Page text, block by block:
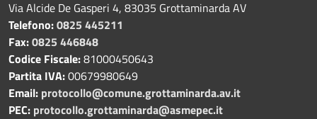
Via Alcide De Gasperi 4, 83035 Grottaminarda AV
Telefono:0825 445211
Fax:0825 446848
Codice Fiscale:81000450643
Partita IVA:00679980649
Email: protocollo@comune.grottaminarda.av.it
PEC: protocollo.grottaminarda@asmepec.it